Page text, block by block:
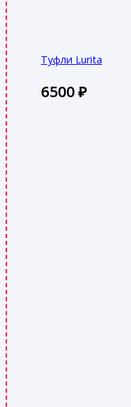
Туфли Lurita
6500₽